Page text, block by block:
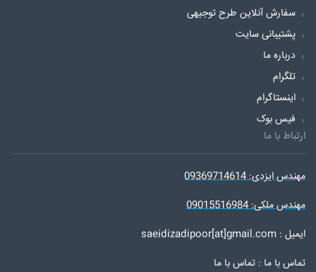
سفارش آنلاین طرح توجیهی
پشتیبانی سایت
درباره ما
تلگرام
اینستاگرام
فیس بوک
ارتباط با ما
مهندس ایزدی: 09369714614
مهندس ملکی: 09015516984
ایمیل : saeidizadipoor[at]gmail.com
تماس با ما : تماس با ما